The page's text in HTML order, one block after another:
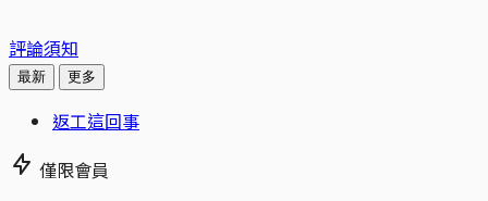
評論須知
最新 更多
返工這回事
僅限會員